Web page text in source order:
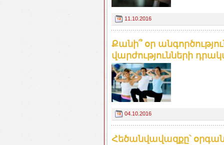
11.10.2016
Քանի՞ օր
վարժությունների
04.10.2016
Հեծանվավազքը՝